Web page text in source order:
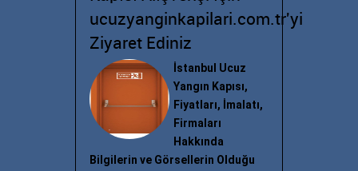
ucuzyanginkapilari.com.tr'yi
Ziyaret Ediniz
İstanbul Ucuz
Yangın Kapısı,
Fiyatları, İmalatı,
Firmaları
Hakkında
Bilgilerin ve Görsellerin Olduğu